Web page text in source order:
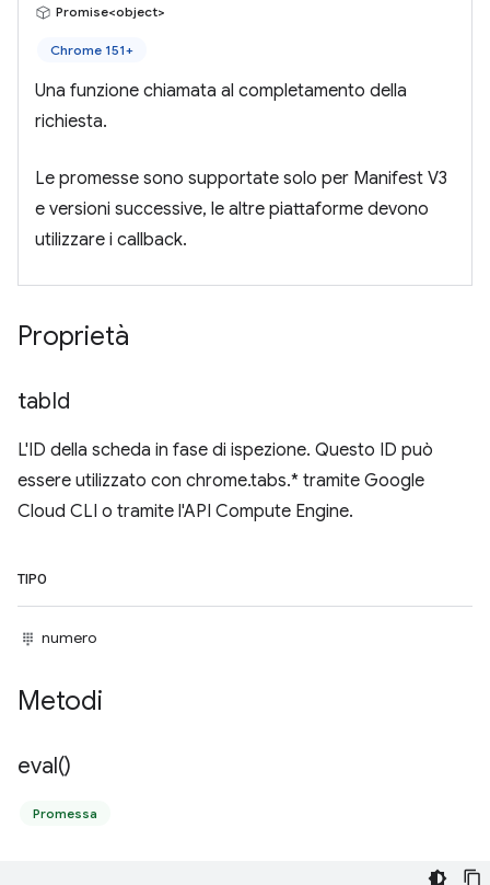
Promise<object>
Chrome 151+
Una funzione chiamata al completamento della
richiesta.
Le promesse sono supportate solo per Manifest V3
e versioni successive, le altre piattaforme devono
utilizzare i callback.
Proprietà
tabId
L'ID della scheda in fase di ispezione. Questo ID può
essere utilizzato con chrome.tabs.* tramite Google
Cloud CLI o tramite l'API Compute Engine.
TIPO
numero
Metodi
eval()
Promessa